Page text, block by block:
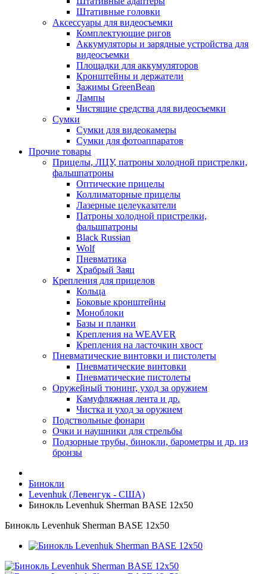
Штативные головки
Аксессуары для видеосъемки
Комплектующие ригов
Аккумуляторы и зарядные устройства для
видеосъемки
Площадки для аккумуляторов
Кронштейны и держатели
Зажимы GreenBean
Лампы
Чистящие средства для видеосъемки
Сумки
Сумки для видеокамеры
Сумки для фотоаппаратов
Прочие товары
Прицелы, ЛЦУ, патроны холодной пристрелки,
фальшпатроны
Оптические прицелы
Коллиматорные прицелы
Лазерные целеуказатели
Патроны холодной пристрелки,
фальшпатроны
Black Russian
Wolf
Пневматика
Храбрый Заяц
Крепления для прицелов
Кольца
Боковые кронштейны
Моноблоки
Базы и планки
Крепления на WEAVER
Крепления на ласточкин хвост
Пневматические винтовки и пистолеты
Пневматические винтовки
Пневматические пистолеты
Оружейный тюнинг, уход за оружием
Камуфляжная лента и др.
Чистка и уход за оружием
Подствольные фонари
Очки и наушники для стрельбы
Подзорные трубы, бинокли, барометры и др. из
бронзы
Бинокли
Levenhuk (Левенгук - США)
Бинокль Levenhuk Sherman BASE 12x50
Бинокль Levenhuk Sherman BASE 12x50